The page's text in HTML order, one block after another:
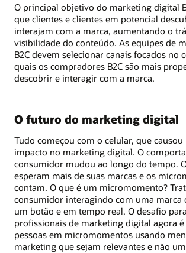
O principal objetivo do marketing digital
que clientes e clientes em potencial
interajam com a marca, aumentando o
visibilidade do conteúdo. As equipes de
B2C devem selecionar canais focados no
quais os compradores B2C são mais
descobrir e interagir com a marca.
O futuro do marketing digital
Tudo começou com o celular, que
impacto no marketing digital. O
consumidor mudou ao longo do tempo.
esperam mais de suas marcas e os
contam. O que é um micromomento?
consumidor interagindo com uma marca
um botão e em tempo real. O desafio
profissionais de marketing digital agora é
pessoas em micromomentos usando
marketing que sejam relevantes e não